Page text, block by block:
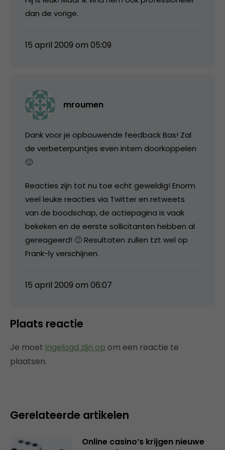
dan de vorige.
15 april 2009 om 05:09
mroumen
Dank voor je opbouwende feedback Bas! Zal
de verbeterpuntjes even intern doorkoppelen
🙂
Reacties zijn tot nu toe echt geweldig! Enorm
veel leuke reacties via Twitter en retweets
van de boodschap, de actiepagina is vaak
bekeken en de eerste sollicitanten hebben al
gereageerd! 🙂 Resultaten zullen tzt wel op
Frank-ly verschijnen.
15 april 2009 om 06:07
Plaats reactie
Je moet ingelogd zijn op om een reactie te
plaatsen.
Gerelateerde artikelen
Online casino’s krijgen nieuwe